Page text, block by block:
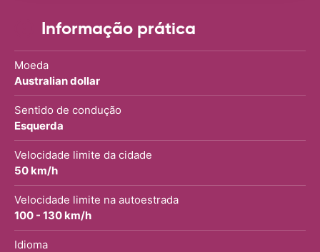
Informação prática
Moeda
Australian dollar
Sentido de condução
Esquerda
Velocidade limite da cidade
50 km/h
Velocidade limite na autoestrada
100 - 130 km/h
Idioma